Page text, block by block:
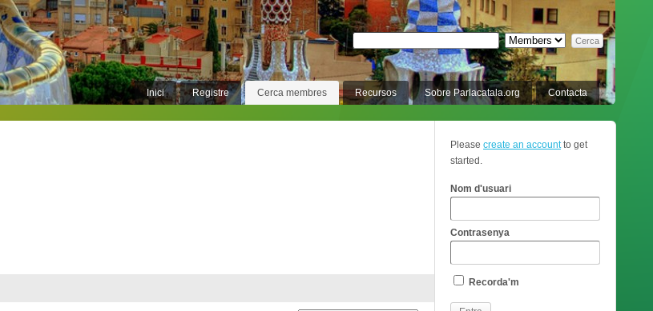
Inici Registre Cerca membres Recursos Sobre Parlacatala.org Contacta
Please create an accountto get
started.
Nom d'usuari
Contrasenya
Recorda'm